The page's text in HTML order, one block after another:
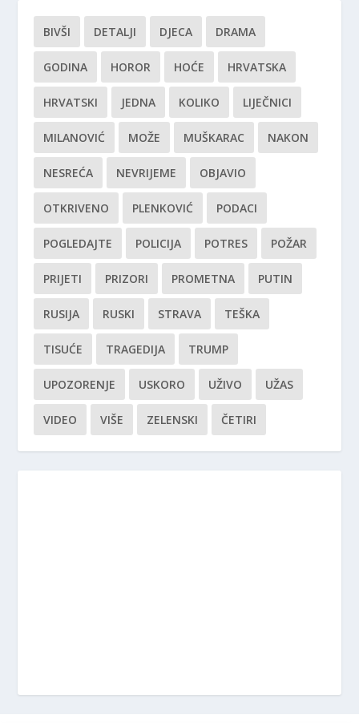
BIVŠI DETALJI DJECA DRAMA
GODINA HOROR HOĆE HRVATSKA
HRVATSKI JEDNA KOLIKO LIJEČNICI
MILANOVIĆ MOŽE MUŠKARAC NAKON
NESREĆA NEVRIJEME OBJAVIO
OTKRIVENO PLENKOVIĆ PODACI
POGLEDAJTE POLICIJA POTRES POŽAR
PRIJETI PRIZORI PROMETNA PUTIN
RUSIJA RUSKI STRAVA TEŠKA
TISUĆE TRAGEDIJA TRUMP
UPOZORENJE USKORO UŽIVO UŽAS
VIDEO VIŠE ZELENSKI ČETIRI